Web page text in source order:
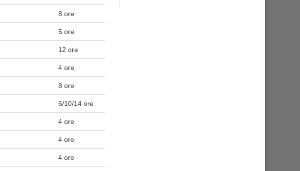
8 ore
5 ore
12 ore
4 ore
8 ore
6/10/14 ore
4 ore
4 ore
4 ore